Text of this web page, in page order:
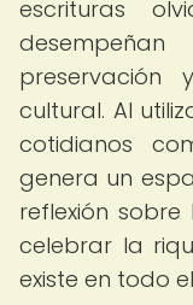
escrituras
preservación
cultural. Al
cotidianos
genera un
reflexión
celebrar la
existe en todo